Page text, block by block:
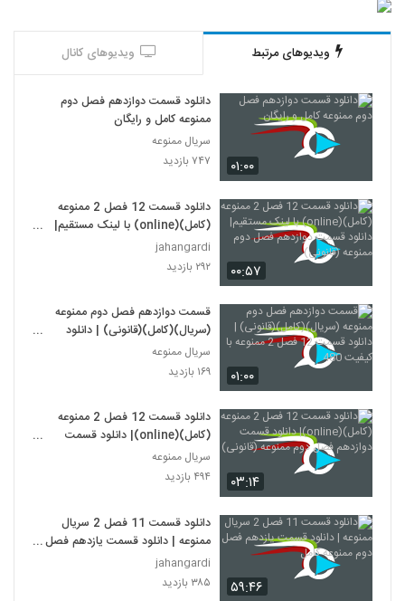
ویدیوهای مرتبط ویدیوهای کانال
۰۱:۰۰
دانلود قسمت دوازدهم فصل دوم
ممنوعه کامل و رایگان
سریال ممنوعه
۷۴۷ بازدید
۰۰:۵۷
دانلود قسمت 12 فصل 2 ممنوعه
(کامل)(online) با لینک مستقیم|
دانلود قسمت دوازدهم فصل دوم
ممنوعه (قانونی)
jahangardi
۲۹۲ بازدید
۰۱:۰۰
قسمت دوازدهم فصل دوم ممنوعه
(سریال)(کامل)(قانونی) | دانلود
480
سریال ممنوعه
۱۶۹ بازدید
۰۳:۱۴
دانلود قسمت 12 فصل 2 ممنوعه
(کامل)(online)| دانلود قسمت
دوازدهم فصل دوم ممنوعه (قانونی)
سریال ممنوعه
۴۹۴ بازدید
۵۹:۴۶
دانلود قسمت 11 فصل 2 سریال
ممنوعه | دانلود قسمت یازدهم فصل
دوم ممنوعه کامل
jahangardi
۳۸۵ بازدید